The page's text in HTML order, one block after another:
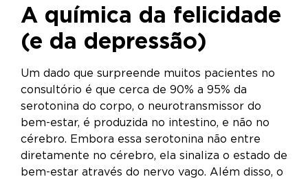
A química da felicidade
(e da depressão)
Um dado que surpreende muitos pacientes no
consultório é que cerca de 90% a 95% da
serotonina do corpo, o neurotransmissor do
bem-estar, é produzida no intestino, e não no
cérebro. Embora essa serotonina não entre
diretamente no cérebro, ela sinaliza o estado de
bem-estar através do nervo vago. Além disso, o